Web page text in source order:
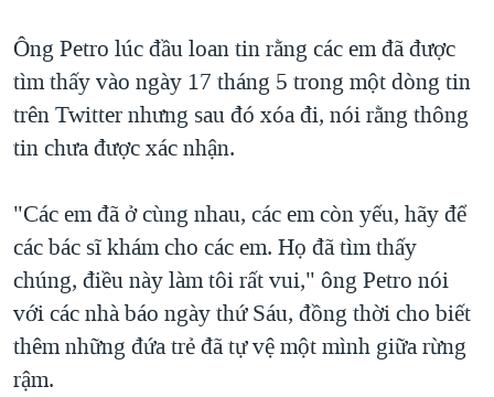
Ông Petro lúc đầu loan tin rằng các em đã được
tìm thấy vào ngày 17 tháng 5 trong một dòng tin
trên Twitter nhưng sau đó xóa đi, nói rằng thông
tin chưa được xác nhận.
"Các em đã ở cùng nhau, các em còn yếu, hãy để
các bác sĩ khám cho các em. Họ đã tìm thấy
chúng, điều này làm tôi rất vui," ông Petro nói
với các nhà báo ngày thứ Sáu, đồng thời cho biết
thêm những đứa trẻ đã tự vệ một mình giữa rừng
rậm.